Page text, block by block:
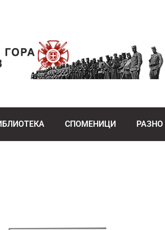
СПОМЕНИЦИ РАЗНО